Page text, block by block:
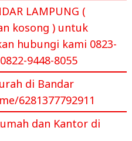
LAMPUNG (
kosong ) untuk
hubungi kami 0823-
9448-8055
di Bandar
6281377792911
dan Kantor di